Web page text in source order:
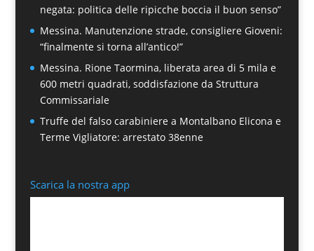
negata: politica delle ripicche boccia il buon senso”
Messina. Manutenzione strade, consigliere Gioveni:
“finalmente si torna all’antico!”
Messina. Rione Taormina, liberata area di 5 mila e
600 metri quadrati, soddisfazione da Struttura
Commissariale
Truffe del falso carabiniere a Montalbano Elicona e
Terme Vigliatore: arrestato 38enne
Scarica la nostra app